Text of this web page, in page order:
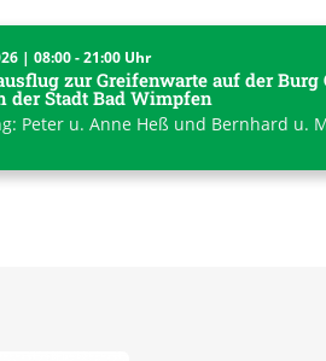
| 08:00 - 21:00 Uhr
zur Greifenwarte auf der Burg
der Stadt Bad Wimpfen
Peter u. Anne Heß und Bernhard u.